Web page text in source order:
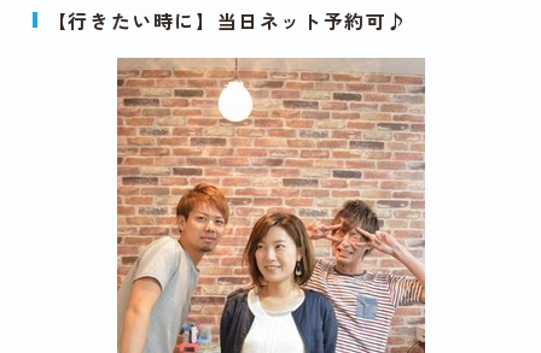
【行きたい時に】当日ネット予約可♪